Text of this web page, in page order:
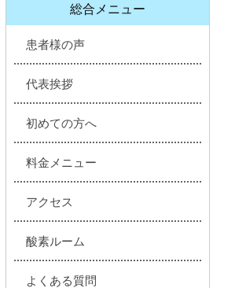
総合メニュー
患者様の声
代表挨拶
初めての方へ
料金メニュー
アクセス
酸素ルーム
よくある質問